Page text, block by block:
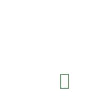
LinkedIn